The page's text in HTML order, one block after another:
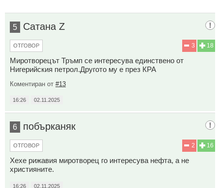
5 Сатана Z
18
3
ОТГОВОР
Миротворецът Тръмп се интересува единствено от
Нигерийския петрол.Другото му е през КРА
Коментиран от #13
16:26 02.11.2025
6 побърканяк
16
2
ОТГОВОР
Хехе рижавия миротворец го интересува нефта, а не
християните.
16:26 02.11.2025